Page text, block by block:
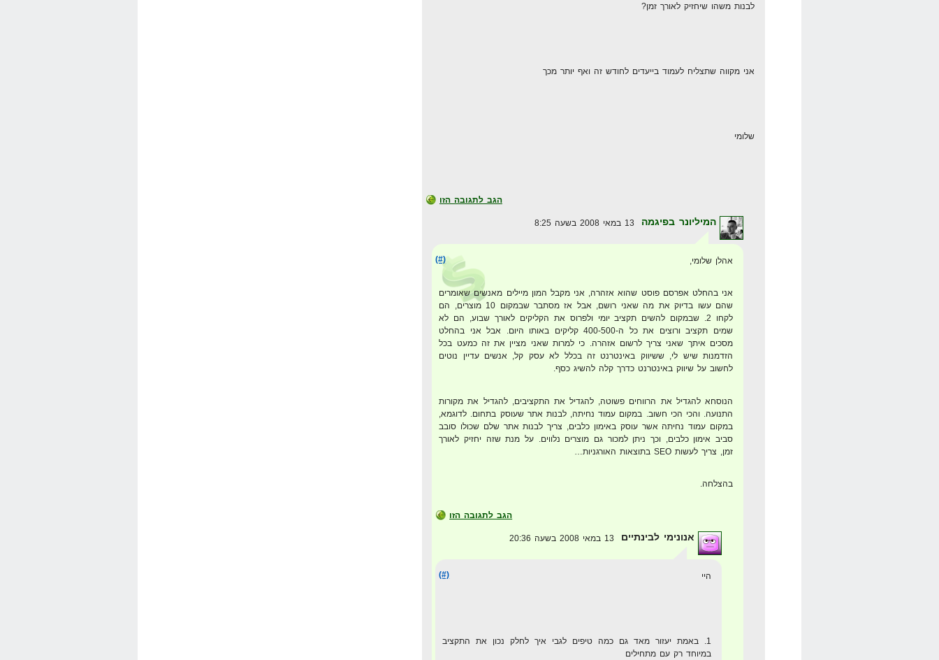
לבנות משהו שיחזיק לאורך זמן?
אני מקווה שתצליח לעמוד בייעדים לחודש זה ואף יותר מכך
שלומי
הגב לתגובה הזו
המיליונר בפיגמה
(#) אהלן שלומי,
אני בהחלט אפרסם פוסט שהוא אזהרה, אני מקבל המון מיילים מאנשים שאומרים
שהם עשו בדיוק את מה שאני רושם, אבל אז מסתבר שבמקום 10 מוצרים, הם
לקחו 2. שבמקום להשים תקציב יומי ולפרוס את הקליקים לאורך שבוע, הם לא
שמים תקציב ורוצים את כל ה-400-500 קליקים באותו היום. אבל אני בהחלט
מסכים איתך שאני צריך לרשום אזהרה. כי למרות שאני מציין את זה כמעט בכל
הזדמנות שיש לי, ששיווק באינטרנט זה בכלל לא עסק קל, אנשים עדיין נוטים
לחשוב על שיווק באינטרנט כדרך קלה להשיג כסף.
הנוסחא להגדיל את הרווחים פשוטה, להגדיל את התקציבים, להגדיל את מקורות
התנועה. והכי הכי חשוב. במקום עמוד נחיתה, לבנות אתר שעוסק בתחום. לדוגמא,
במקום עמוד נחיתה אשר עוסק באימון כלבים, צריך לבנות אתר שלם שכולו סובב
סביב אימון כלבים, וכך ניתן למכור גם מוצרים נלווים. על מנת שזה יחזיק לאורך
זמן, צריך לעשות SEO בתוצאות האורגניות…
בהצלחה.
הגב לתגובה הזו
אנונימי לבינתיים
(#) היי
1. באמת יעזור מאד גם כמה טיפים לגבי איך לחלק נכון את התקציב
במיוחד רק עם מתחילים